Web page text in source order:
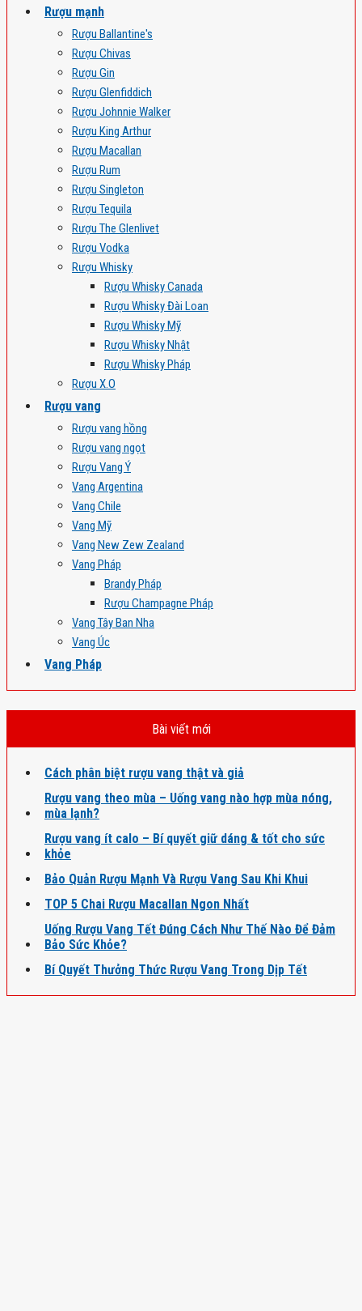
Rượu mạnh
Rượu Ballantine's
Rượu Chivas
Rượu Gin
Rượu Glenfiddich
Rượu Johnnie Walker
Rượu King Arthur
Rượu Macallan
Rượu Rum
Rượu Singleton
Rượu Tequila
Rượu The Glenlivet
Rượu Vodka
Rượu Whisky
Rượu Whisky Canada
Rượu Whisky Đài Loan
Rượu Whisky Mỹ
Rượu Whisky Nhật
Rượu Whisky Pháp
Rượu X.O
Rượu vang
Rượu vang hồng
Rượu vang ngọt
Rượu Vang Ý
Vang Argentina
Vang Chile
Vang Mỹ
Vang New Zew Zealand
Vang Pháp
Brandy Pháp
Rượu Champagne Pháp
Vang Tây Ban Nha
Vang Úc
Vang Pháp
Bài viết mới
Cách phân biệt rượu vang thật và giả
Rượu vang theo mùa – Uống vang nào hợp mùa nóng,
mùa lạnh?
Rượu vang ít calo – Bí quyết giữ dáng & tốt cho sức
khỏe
Bảo Quản Rượu Mạnh Và Rượu Vang Sau Khi Khui
TOP 5 Chai Rượu Macallan Ngon Nhất
Uống Rượu Vang Tết Đúng Cách Như Thế Nào Để Đảm
Bảo Sức Khỏe?
Bí Quyết Thưởng Thức Rượu Vang Trong Dịp Tết